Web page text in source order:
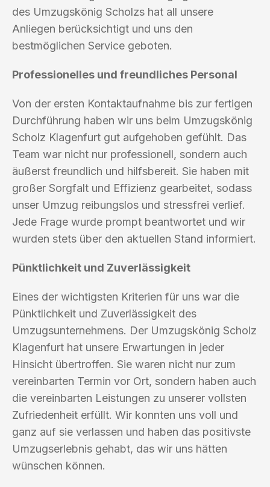
des Umzugskönig Scholzs hat all unsere
Anliegen berücksichtigt und uns den
bestmöglichen Service geboten.
Professionelles und freundliches Personal
Von der ersten Kontaktaufnahme bis zur fertigen
Durchführung haben wir uns beim Umzugskönig
Scholz Klagenfurt gut aufgehoben gefühlt. Das
Team war nicht nur professionell, sondern auch
äußerst freundlich und hilfsbereit. Sie haben mit
großer Sorgfalt und Effizienz gearbeitet, sodass
unser Umzug reibungslos und stressfrei verlief.
Jede Frage wurde prompt beantwortet und wir
wurden stets über den aktuellen Stand informiert.
Pünktlichkeit und Zuverlässigkeit
Eines der wichtigsten Kriterien für uns war die
Pünktlichkeit und Zuverlässigkeit des
Umzugsunternehmens. Der Umzugskönig Scholz
Klagenfurt hat unsere Erwartungen in jeder
Hinsicht übertroffen. Sie waren nicht nur zum
vereinbarten Termin vor Ort, sondern haben auch
die vereinbarten Leistungen zu unserer vollsten
Zufriedenheit erfüllt. Wir konnten uns voll und
ganz auf sie verlassen und haben das positivste
Umzugserlebnis gehabt, das wir uns hätten
wünschen können.